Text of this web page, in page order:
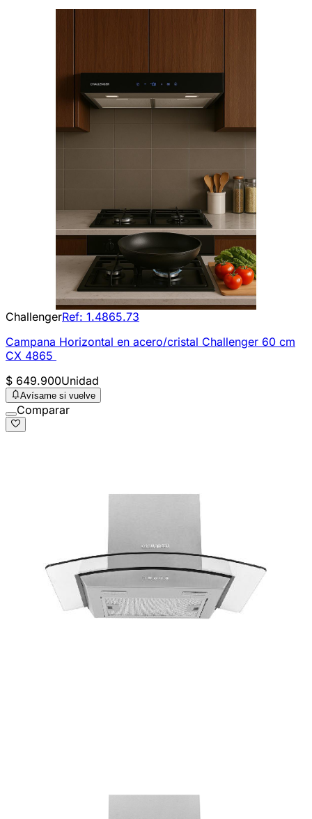
ChallengerRef: 1.4865.73
Campana Horizontal en acero/cristal Challenger 60 cm
CX 4865
$ 649.900Unidad
Avísame si vuelve
Comparar